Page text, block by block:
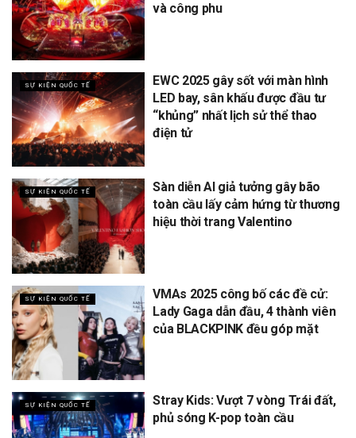
và công phu
SỰ KIỆN QUỐC TẾ
EWC 2025 gây sốt với màn hình
LED bay, sân khấu được đầu tư
“khủng” nhất lịch sử thể thao
điện tử
SỰ KIỆN QUỐC TẾ
Sàn diễn AI giả tưởng gây bão
toàn cầu lấy cảm hứng từ thương
hiệu thời trang Valentino
SỰ KIỆN QUỐC TẾ
VMAs 2025 công bố các đề cử:
Lady Gaga dẫn đầu, 4 thành viên
của BLACKPINK đều góp mặt
SỰ KIỆN QUỐC TẾ
Stray Kids: Vượt 7 vòng Trái đất,
phủ sóng K-pop toàn cầu